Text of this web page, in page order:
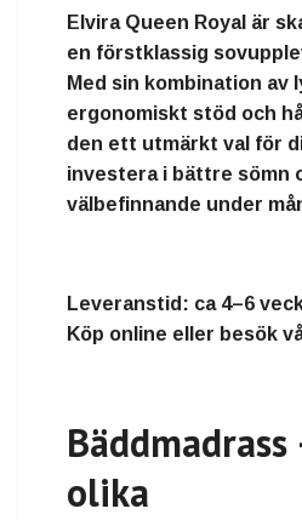
Elvira Queen Royal är
en förstklassig
Med sin kombination av
ergonomiskt stöd och
den ett utmärkt val för
investera i bättre sömn
välbefinnande under
Leveranstid: ca 4–6
Köp online eller besök
olika